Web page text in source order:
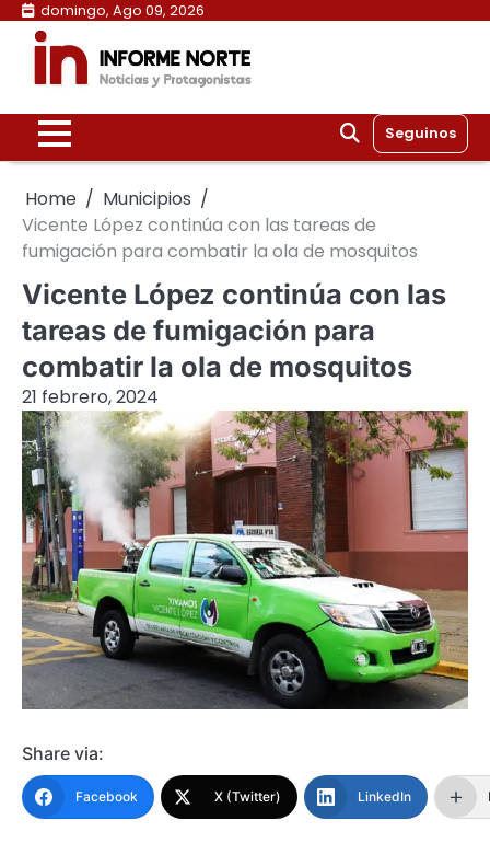
Skip
content
domingo, Ago 09, 2026
Seguinos
Home
Municipios
Vicente López continúa con las tareas de
fumigación para combatir la ola de mosquitos
Vicente López continúa con las
tareas de fumigación para
combatir la ola de mosquitos
21 febrero, 2024
Share via:
Facebook X (Twitter) LinkedIn